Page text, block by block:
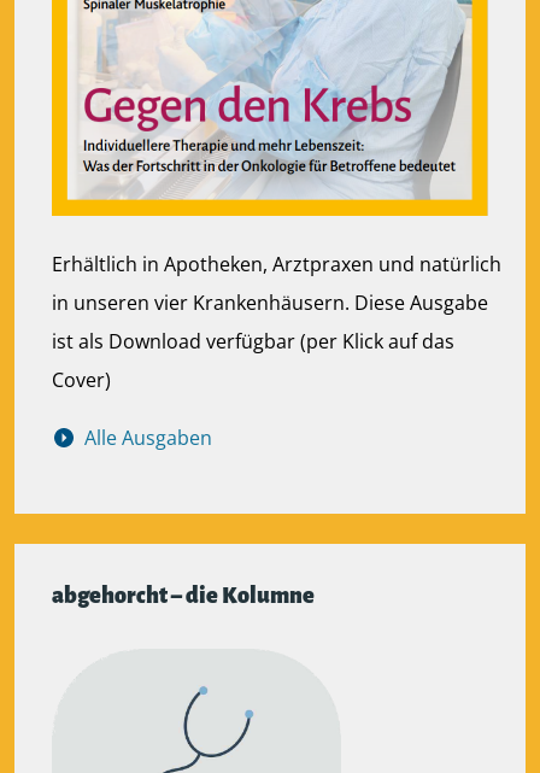
Erhältlich in Apotheken, Arztpraxen und natürlich
in unseren vier Krankenhäusern. Diese Ausgabe
ist als Download verfügbar (per Klick auf das
Cover)
Alle Ausgaben
abgehorcht – die Kolumne